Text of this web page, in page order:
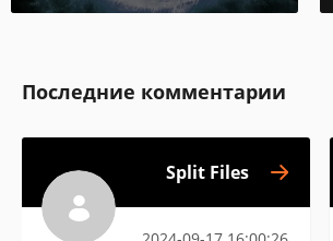
Последние комментарии
Split Files